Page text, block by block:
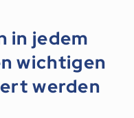
in jedem
wichtigen
werden